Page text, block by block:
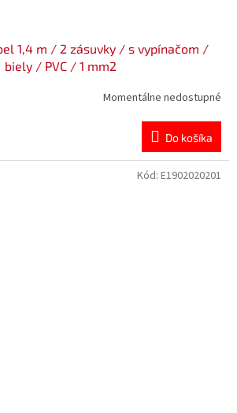
1,4 m / 2 zásuvky / s vypínačom /
biely / PVC / 1 mm2
Momentálne nedostupné
Do košíka
Kód: E1902020201